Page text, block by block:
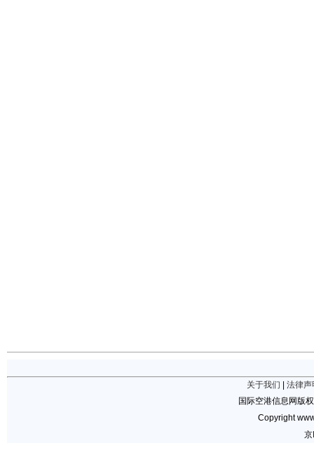
关于我们
法律声
国际空港信息网版
Copyright